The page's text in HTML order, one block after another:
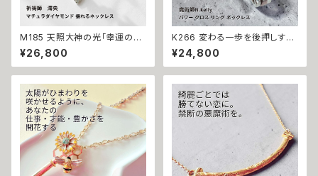
M185 天照大神の光「幸運の連
鎖」運が味方し誰もがあなたを
応援 大開運 成功・金運・良縁 マ
チュラダイヤモンド 揺れるネッ
パワーストーン 天然石 ご利益
お守り 霊感霊視 スピリチュアル
強運 神社 神様
¥26,800
K266 変わる一歩を後押しする
【強力な引き寄せ】アフロディテ
の神秘パワー クロス リング ネ
ックレス｜復縁・片思い成就 N.
結び 魅力アップ エネルギー 魅
力 魔力 魔術 白魔術 願い 叶う
結び 開運 強運 本物 パワースト
¥24,800